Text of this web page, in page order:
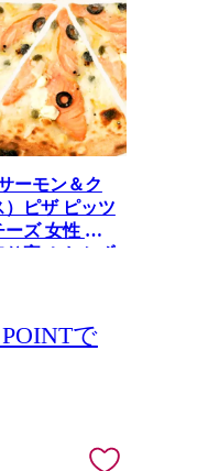
ーモン＆ク
）ピザ ピッツ
ーズ 女性 カ
り寄せ おかず
念日
で